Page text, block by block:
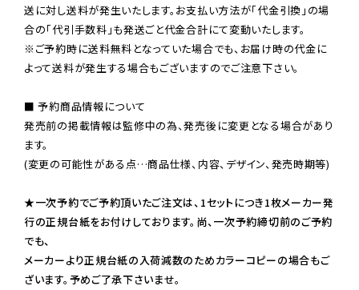
送に対し送料が発生いたします。お支払い方法が「代金引換」の場
※ご予約時に送料無料となっていた場合でも、お届け時の代金に
よって送料が発生する場合もございますのでご注意下さい。
■ 予約商品情報について
発売前の掲載情報は監修中の為、発売後に変更となる場合があり
ます。
(変更の可能性がある点…商品仕様、内容、デザイン、発売時期等)
★一次予約でご予約頂いたご注文は、1セットにつき1枚メーカー発
行の正規台紙をお付けしております。尚、一次予約締切前のご予約
でも、
メーカーより正規台紙の入荷減数のためカラーコピーの場合もご
ざいます。予めご了承下さいませ。